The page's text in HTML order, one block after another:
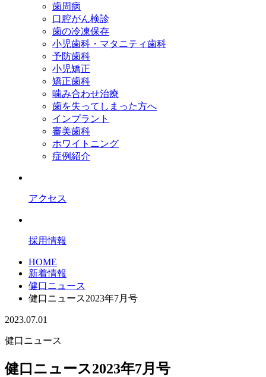
歯周病
口腔がん検診
歯の冷凍保存
小児歯科・マタニティ歯科
予防歯科
小児矯正
矯正歯科
噛み合わせ治療
歯を失ってしまった方へ
インプラント
審美歯科
ホワイトニング
症例紹介
アクセス
採用情報
HOME
新着情報
健口ニュース
健口ニュース2023年7月号
2023.07.01
健口ニュース
健口ニュース2023年7月号